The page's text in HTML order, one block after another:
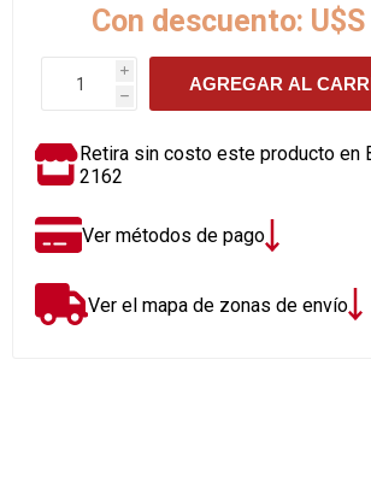
Con descuento:
i
h
AGREGAR AL
Retira sin costo este producto en
2162
Ver métodos de pago
Ver el mapa de zonas de envío